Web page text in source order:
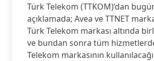
Türk Telekom (TTKOM)’dan
açıklamada; Avea ve TTNET
Türk Telekom markası altında
ve bundan sonra tüm
Telekom markasının